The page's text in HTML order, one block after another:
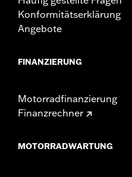
Konformitätserklärung
Angebote
FINANZIERUNG
Motorradfinanzierung
Finanzrechner
MOTORRADWARTUNG